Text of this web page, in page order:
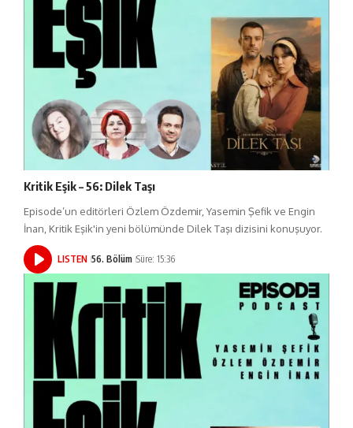
Kritik Eşik – 56: Dilek Taşı
Episode’un editörleri Özlem Özdemir, Yasemin Şefik ve Engin
İnan, Kritik Eşik'in yeni bölümünde Dilek Taşı dizisini konuşuyor.
LISTEN 56. Bölüm Süre: 15:36